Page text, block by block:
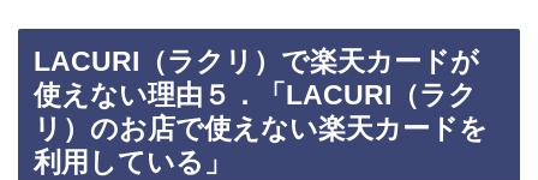
LACURI（ラクリ）で楽天カードが
使えない理由５．「LACURI（ラク
リ）のお店で使えない楽天カードを
利用している」